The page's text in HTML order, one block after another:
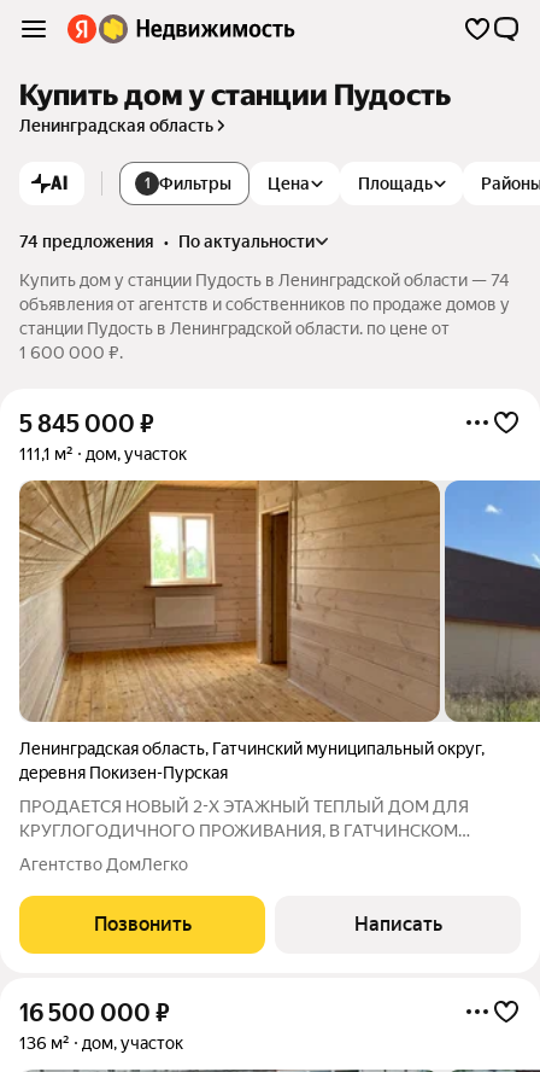
Купить дом у станции Пудость
Ленинградская область
AI 1 Фильтры Цена Площадь
74 предложения •
по актуальности
Купить дом у станции Пудость в Ленинградской области — 74
объявления от агентств и собственников по продаже домов у
станции Пудость в Ленинградской области. по цене от
1 600 000 ₽.
5 845 000 ₽
111,1 м² дом, участок
Ленинградская область, Гатчинский муниципальный округ,
деревня Покизен-Пурская
ПРОДАЕТСЯ НОВЫЙ 2-Х ЭТАЖНЫЙ ТЕПЛЫЙ ДОМ ДЛЯ
КРУГЛОГОДИЧНОГО ПРОЖИВАНИЯ, В ГАТЧИНСКОМ
РАЙОНЕ, Д. ПОКИЗЕР-ПУРСКАЯ! С полной отделкой и
подключенными коммуникациями! Купить новый, загородный
дом для круглогодичного проживания с пропиской можно в
Агентство ДомЛегко
Позвонить Написать
16 500 000 ₽
136 м² дом, участок